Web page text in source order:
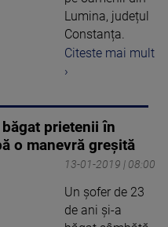
Lumina, județul
Constanța.
Citeste mai mult
›
prietenii în
o manevră greşită
13-01-2019 | 08:00
Un șofer de 23
de ani și-a